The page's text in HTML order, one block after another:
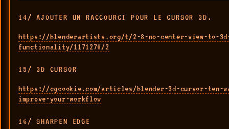
14/ AJOUTER UN RACCOURCI POUR LE CURSOR 3D.
https://blenderartists.org/t/2-8-no-center-view-to-
functionality/1171270/2
15/ 3D CURSOR
https://cgcookie.com/articles/blender-3d-cursor-ten-
improve-your-workflow
16/ SHARPEN EDGE